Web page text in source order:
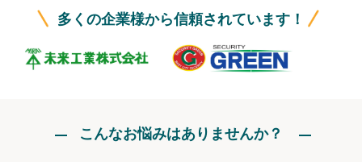
ログイン
多くの企業様から信頼されています！
こんなお悩みはありませんか？